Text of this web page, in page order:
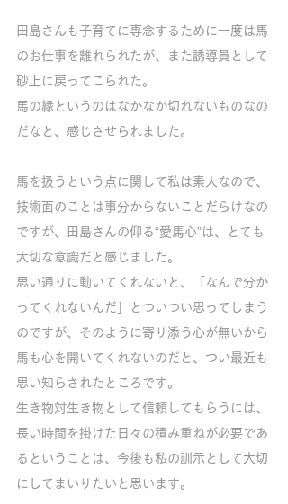
田島さんも子育てに専念するために一度は馬
のお仕事を離れられたが、また誘導員として
砂上に戻ってこられた。
馬の縁というのはなかなか切れないものなの
だなと、感じさせられました。
馬を扱うという点に関して私は素人なので、
技術面のことは事分からないことだらけなの
ですが、田島さんの仰る“愛馬心”は、とても
大切な意識だと感じました。
思い通りに動いてくれないと、「なんで分か
ってくれないんだ」とついつい思ってしまう
のですが、そのように寄り添う心が無いから
馬も心を開いてくれないのだと、つい最近も
思い知らされたところです。
生き物対生き物として信頼してもらうには、
長い時間を掛けた日々の積み重ねが必要であ
るということは、今後も私の訓示として大切
にしてまいりたいと思います。